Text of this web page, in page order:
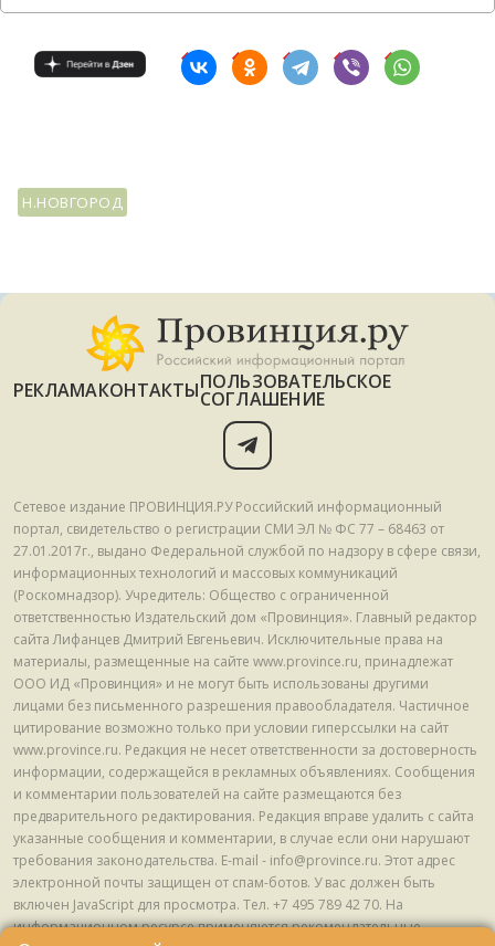
Н.НОВГОРОД
РЕКЛАМАКОНТАКТЫПОЛЬЗОВАТЕЛЬСКОЕ
СОГЛАШЕНИЕ
Сетевое издание ПРОВИНЦИЯ.РУ Российский информационный
портал, свидетельство о регистрации СМИ ЭЛ № ФС 77 – 68463 от
27.01.2017г., выдано Федеральной службой по надзору в сфере связи,
информационных технологий и массовых коммуникаций
(Роскомнадзор). Учредитель: Общество с ограниченной
ответственностью Издательский дом «Провинция». Главный редактор
сайта Лифанцев Дмитрий Евгеньевич. Исключительные права на
материалы, размещенные на сайте www.province.ru, принадлежат
ООО ИД «Провинция» и не могут быть использованы другими
лицами без письменного разрешения правообладателя. Частичное
цитирование возможно только при условии гиперссылки на сайт
www.province.ru. Редакция не несет ответственности за достоверность
информации, содержащейся в рекламных объявлениях. Сообщения
и комментарии пользователей на сайте размещаются без
предварительного редактирования. Редакция вправе удалить с сайта
указанные сообщения и комментарии, в случае если они нарушают
требования законодательства. E-mail - info@province.ru. Этот адрес
электронной почты защищен от спам-ботов. У вас должен быть
включен JavaScript для просмотра. Tел. +7 495 789 42 70. На
информационном ресурсе применяются рекомендательные